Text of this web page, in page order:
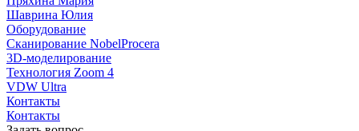
Шаврина Юлия
Оборудование
Сканирование NobelProcera
3D-моделирование
Технология Zoom 4
VDW Ultra
Контакты
Контакты